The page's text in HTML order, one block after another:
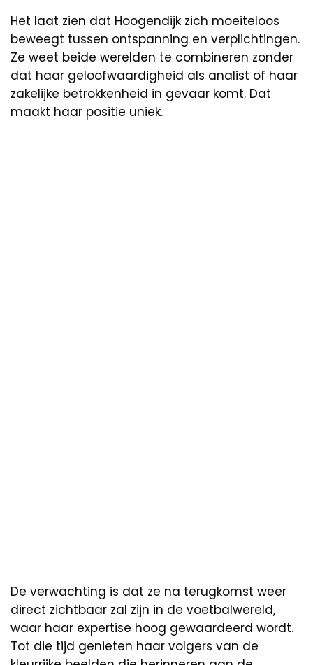
Het laat zien dat Hoogendijk zich moeiteloos
beweegt tussen ontspanning en verplichtingen.
Ze weet beide werelden te combineren zonder
dat haar geloofwaardigheid als analist of haar
zakelijke betrokkenheid in gevaar komt. Dat
maakt haar positie uniek.
De verwachting is dat ze na terugkomst weer
direct zichtbaar zal zijn in de voetbalwereld,
waar haar expertise hoog gewaardeerd wordt.
Tot die tijd genieten haar volgers van de